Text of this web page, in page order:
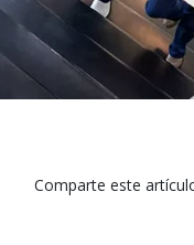
Comparte este